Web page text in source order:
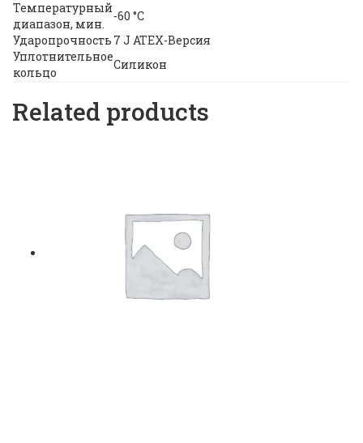
Температурный
диапазон, мин.
-60 °C
Ударопрочность 7 J ATEX-Версия
Уплотнительное
кольцо
Силикон
Related products